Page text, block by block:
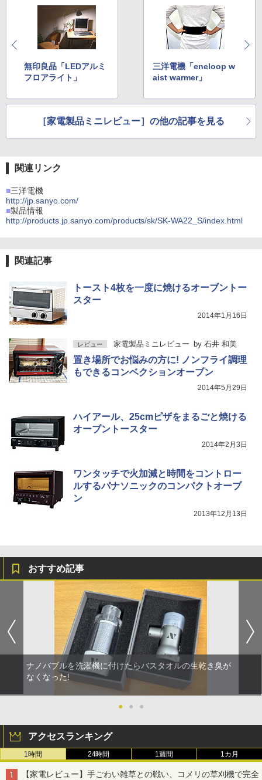
無印良品「LEDアルミ
フロアライト」
三洋電機「eneloop w
aist warmer」
［家電製品ミニレビュー］の他の記事を見る
関連リンク
■三洋電機
http://jp.sanyo.com/
■製品情報
http://products.jp.sanyo.com/products/sk/SK-WA22_S/index.html
関連記事
トースト4枚を一度に焼けるオーブントー
スター
2014年1月16日
レビュー 家電製品ミニレビュー by 石井 和美
置き場所でお悩みの方に! ノンフライ調理
もできるコンベクションオーブン
2014年5月29日
ハイアール、25cmピザをまるごと焼ける
オーブントースター
2014年2月3日
ワンタッチで火加減と時間をコントロー
ルするパナソニックのコンパクトオーブ
ン
2013年12月13日
おすすめ記事
ナノバブルを洗濯機に付けたらバスタオルの生乾き臭が
なくなった!
● ● ●
アクセスランキング
1時間 24時間 1週間 1カ月
【家電レビュー】手ごわい雑草との戦い、コメリの草刈機で完全